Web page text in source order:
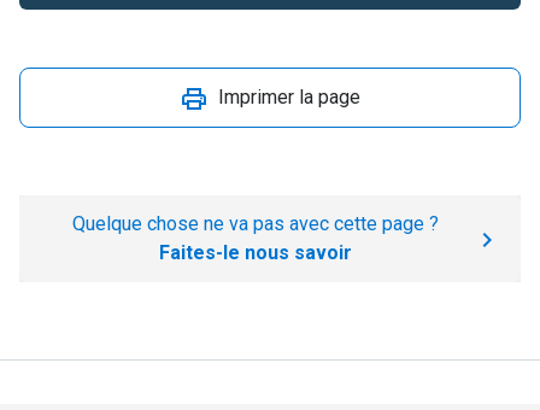
Imprimer la page
Quelque chose ne va pas avec cette page ?
Faites-le nous savoir